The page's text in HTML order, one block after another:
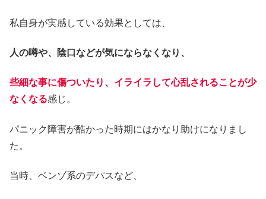
私自身が実感している効果としては、
人の噂や、陰口などが気にならなくなり、
些細な事に傷ついたり、イライラして心乱されることが少
なくなる感じ。
パニック障害が酷かった時期にはかなり助けになりまし
た。
当時、ベンゾ系のデパスなど、